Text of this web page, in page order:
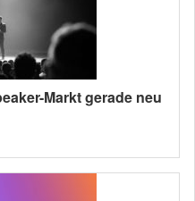
Markt gerade neu